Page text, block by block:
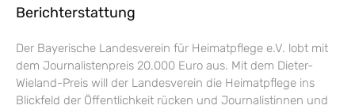
Berichterstattung
Der Bayerische Landesverein für Heimatpflege e.V. lobt mit
dem Journalistenpreis 20.000 Euro aus. Mit dem Dieter-
Wieland-Preis will der Landesverein die Heimatpflege ins
Blickfeld der Öffentlichkeit rücken und Journalistinnen und